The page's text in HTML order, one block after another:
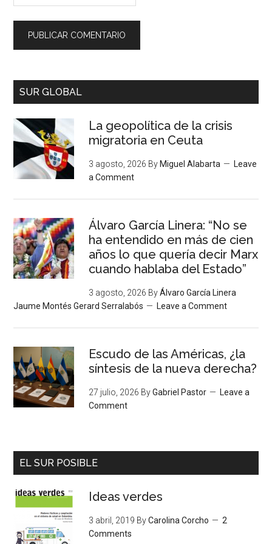
SUR GLOBAL
La geopolítica de la crisis
migratoria en Ceuta
3 agosto, 2026 By Miguel Alabarta
Leave
a Comment
Álvaro García Linera: “No se
ha entendido en más de cien
años lo que quería decir Marx
cuando hablaba del Estado”
3 agosto, 2026 ByÁlvaro García Linera
Jaume Montés Gerard Serralabós
Leave a Comment
Escudo de las Américas, ¿la
síntesis de la nueva derecha?
27 julio, 2026 ByGabriel Pastor
Leave a
Comment
EL SUR POSIBLE
Ideas verdes
3 abril, 2019 ByCarolina Corcho
2
Comments